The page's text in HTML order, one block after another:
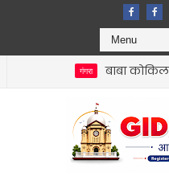
बाबा कोकिलचंद धाम